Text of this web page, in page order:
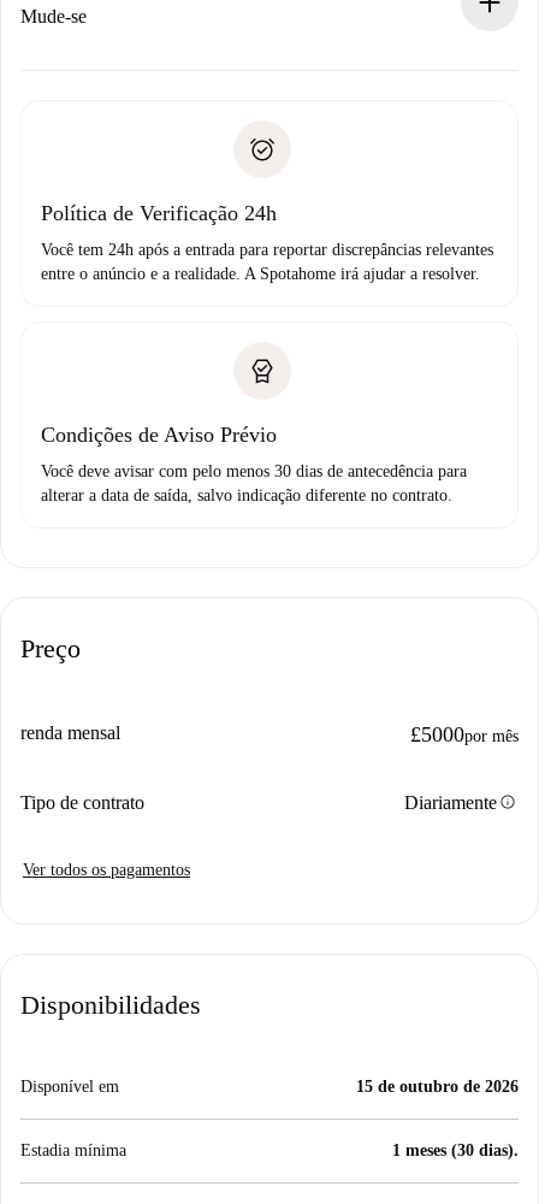
Se recusada: não cobraremos nada e ofereceremos
Débito direto bancário
Mude-se
não comunicar nenhum problema.
Política de Verificação 24h
Você tem 24h após a entrada para reportar discrepâncias relevantes
entre o anúncio e a realidade. A Spotahome irá ajudar a resolver.
Condições de Aviso Prévio
Você deve avisar com pelo menos 30 dias de antecedência para
alterar a data de saída, salvo indicação diferente no contrato.
Preço
renda mensal £5000por mês
Tipo de contrato Diariamenteinfo
Ver todos os pagamentos
Disponibilidades
Disponível em 15 de outubro de 2026
Estadia mínima 1 meses (30 dias).